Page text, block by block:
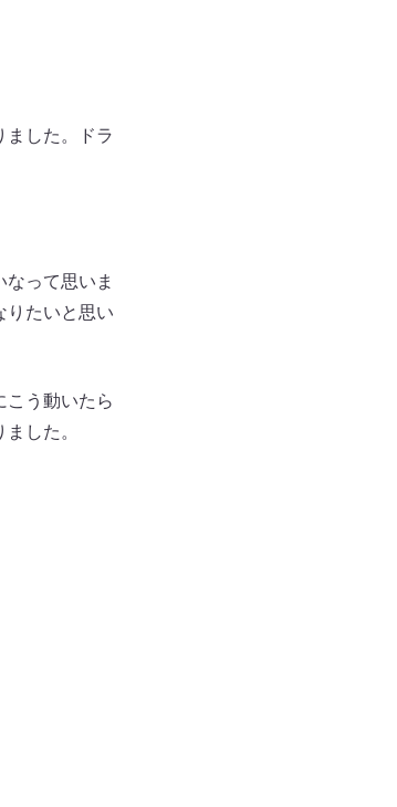
した。ドラ
って思いま
りたいと思い
う動いたら
した。